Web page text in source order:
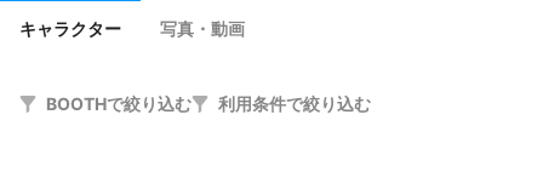
キャラクター 写真・動画
BOOTHで絞り込む 利用条件で絞り込む